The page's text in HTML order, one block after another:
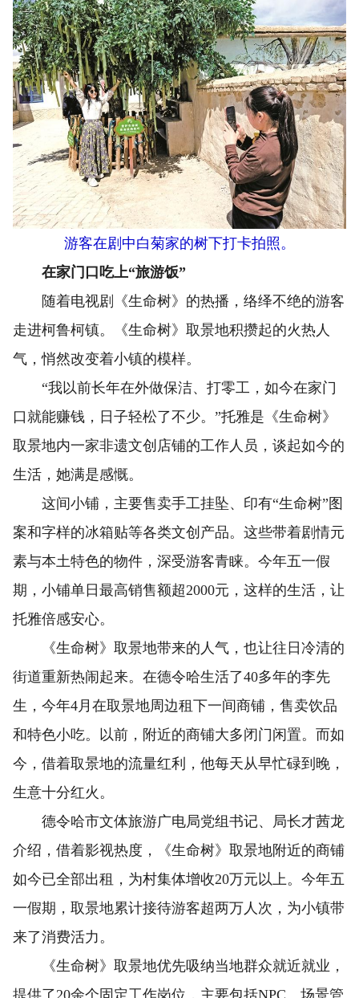
游客在剧中白菊家的树下打卡拍照。
在家门口吃上“旅游饭”
随着电视剧《生命树》的热播，络绎不绝的游客
走进柯鲁柯镇。《生命树》取景地积攒起的火热人
气，悄然改变着小镇的模样。
“我以前长年在外做保洁、打零工，如今在家门
口就能赚钱，日子轻松了不少。”托雅是《生命树》
取景地内一家非遗文创店铺的工作人员，谈起如今的
生活，她满是感慨。
这间小铺，主要售卖手工挂坠、印有“生命树”图
案和字样的冰箱贴等各类文创产品。这些带着剧情元
素与本土特色的物件，深受游客青睐。今年五一假
期，小铺单日最高销售额超2000元，这样的生活，让
托雅倍感安心。
《生命树》取景地带来的人气，也让往日冷清的
街道重新热闹起来。在德令哈生活了40多年的李先
生，今年4月在取景地周边租下一间商铺，售卖饮品
和特色小吃。以前，附近的商铺大多闭门闲置。而如
今，借着取景地的流量红利，他每天从早忙碌到晚，
生意十分红火。
德令哈市文体旅游广电局党组书记、局长才茜龙
介绍，借着影视热度，《生命树》取景地附近的商铺
如今已全部出租，为村集体增收20万元以上。今年五
一假期，取景地累计接待游客超两万人次，为小镇带
来了消费活力。
《生命树》取景地优先吸纳当地群众就近就业，